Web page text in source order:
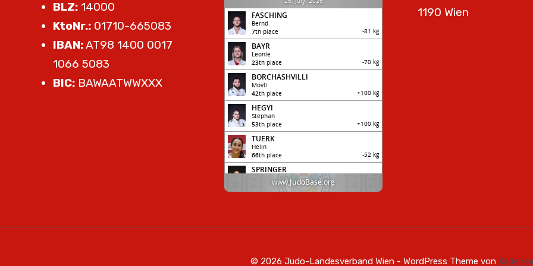
BLZ: 14000
KtoNr.: 01710-665083
IBAN:AT98 1400 0017
1066 5083
BIC: BAWAATWWXXX
1190 Wien
© 2026 Judo-Landesverband Wien - WordPress Theme von